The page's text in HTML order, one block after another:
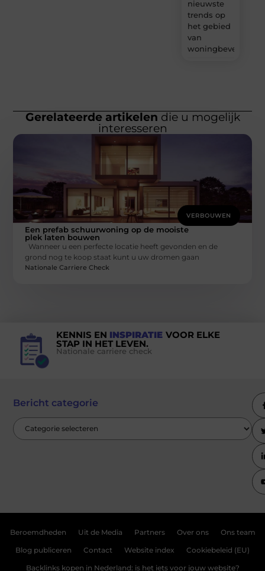
nieuwste
trends op
het gebied
van
woningbeveiliging
Gerelateerde artikelen die u mogelijk
interesseren
VERBOUWEN
Een prefab schuurwoning op de mooiste
plek laten bouwen
Wanneer u een perfecte locatie heeft gevonden en de
grond nog te koop staat kunt u uw dromen gaan
Nationale Carriere Check
KENNIS EN INSPIRATIE VOOR ELKE
STAP IN HET LEVEN.
Nationale carriere check
Bericht categorie
Beroemdheden Uit de Media Partners Over ons Ons team
Blog publiceren Contact Website index Cookiebeleid (EU)
Backlinks kopen in Nederland: is het iets voor jouw website?